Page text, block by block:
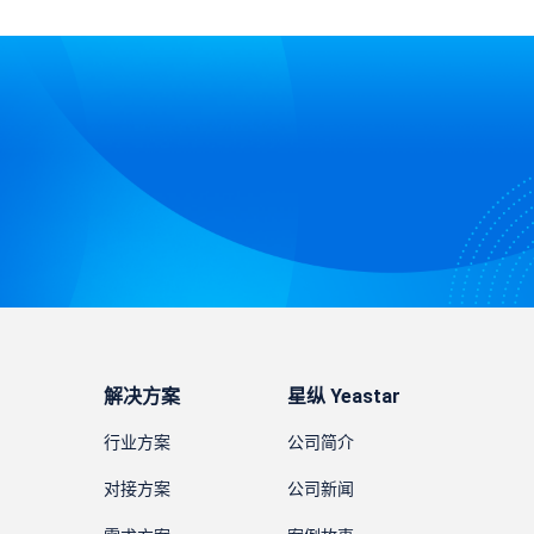
解决方案
行业方案
对接方案
星纵 Yeastar
公司简介
公司新闻